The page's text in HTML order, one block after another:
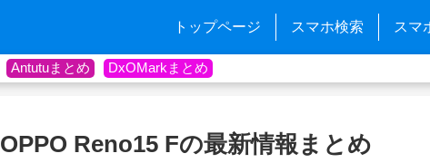
トップページ スマホ検索 スマ
Antutuまとめ DxOMarkまとめ
OPPO Reno15 Fの最新情報まとめ